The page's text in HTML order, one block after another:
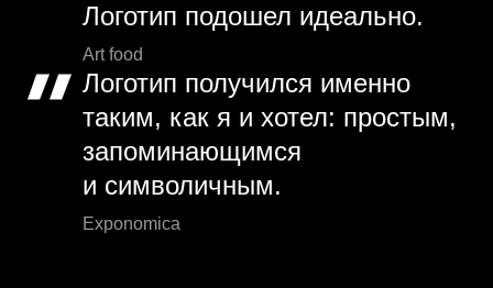
Логотип подошел идеально.
Art food
Логотип получился именно
таким, как я и хотел: простым,
запоминающимся
и символичным.
Exponomica